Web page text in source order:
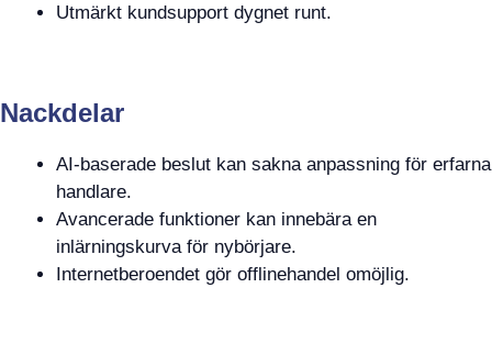
Utmärkt kundsupport dygnet runt.
Nackdelar
AI-baserade beslut kan sakna anpassning för erfarna
handlare.
Avancerade funktioner kan innebära en
inlärningskurva för nybörjare.
Internetberoendet gör offlinehandel omöjlig.